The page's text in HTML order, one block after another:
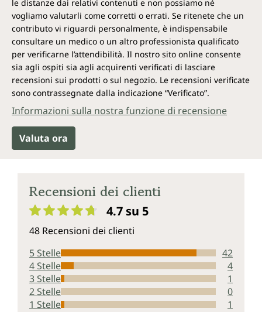
Che cosa c'è di speciale nel ginseng
rosso coreano?
Il ginseng proviene dalle montagne dell'Asia
orientale, ma oggi viene coltivato in tutto il mondo in
diverse qualità. Il ginseng per le capsule con estratto
di Panax Ginseng rosso di Unimedica è coltivato
sua naturale potenza viene utilizzato solo dopo un
periodo di maturazione di almeno 6 anni. Sono poi i
numerosi componenti presenti nella sua radice a
renderlo un cosiddetto superfood.
acquisisce tramite un trattamento a vapore prima
dell'essiccazione per la conservazione. La radice
secca viene quindi macinata in polvere e proposta in
una capsula vegetale di cellulosa o in forma di
Ogni barattolo di capsule con estratto di Panax
Ginseng rosso di Unimedica contiene 100 capsule.
Ciò corrisponde a una scorta di 1,5 mesi.
le distanze dai relativi contenuti e non possiamo né
vogliamo valutarli come corretti o errati. Se ritenete che un
contributo vi riguardi personalmente, è indispensabile
consultare un medico o un altro professionista qualificato
per verificarne l’attendibilità. Il nostro sito online consente
sia agli ospiti sia agli acquirenti verificati di lasciare
recensioni sui prodotti o sul negozio. Le recensioni verificate
sono contrassegnate dalla indicazione “Verificato”.
Informazioni sulla nostra funzione di recensione
Valuta ora
Recensioni dei clienti
4.7 su 5
48 Recensioni dei clienti
5 Stelle
42
4 Stelle
4
3 Stelle
1
2 Stelle
0
1 Stelle
1